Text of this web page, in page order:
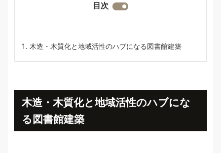
目次
木造・木質化と地域活性のハブになる図書館建築
木造・木質化と地域活性のハブにな
る図書館建築